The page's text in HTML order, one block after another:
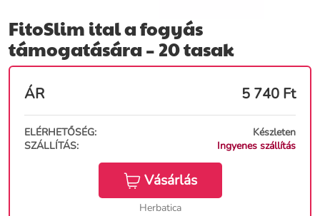
FitoSlim ital a fogyás
támogatására – 20 tasak
ÁR 5 740 Ft
ELÉRHETŐSÉG:
Készleten
SZÁLLÍTÁS:
Ingyenes szállítás
Vásárlás
Herbatica